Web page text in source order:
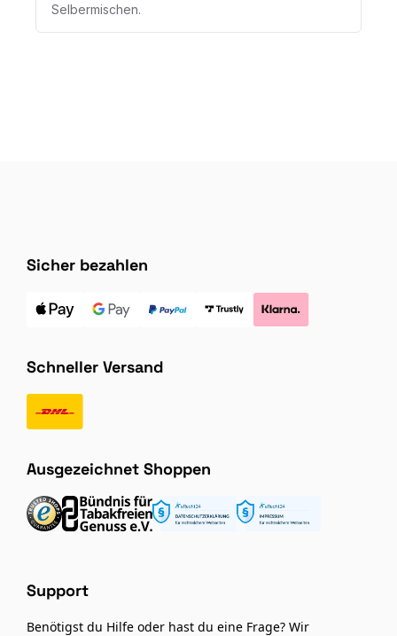
Selbermischen.
Sicher bezahlen
Schneller Versand
Ausgezeichnet Shoppen
Support
Benötigst du Hilfe oder hast du eine Frage? Wir